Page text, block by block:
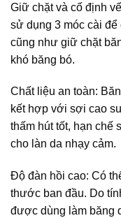
Giữ chặt và cố định
sử dụng 3 móc cài để
cũng như giữ chặt
khó băng bó.
Chất liệu an toàn:
kết hợp với sợi cao
thấm hút tốt, hạn chế
cho làn da nhạy cảm.
Độ đàn hồi cao: Có
thước ban đầu. Do
được dùng làm băng